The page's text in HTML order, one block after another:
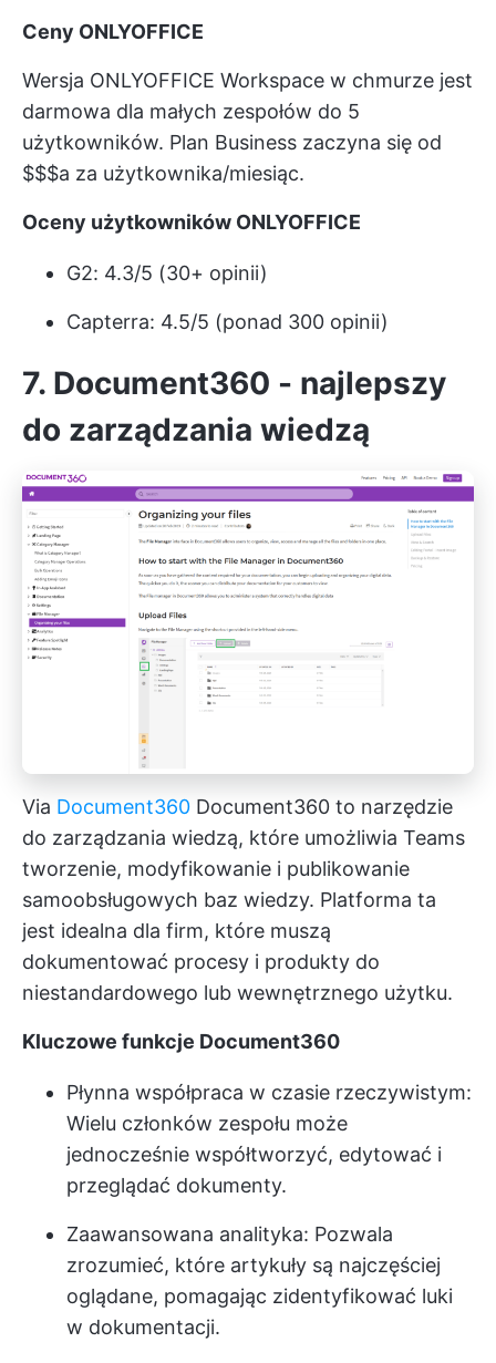
Ceny ONLYOFFICE
Wersja ONLYOFFICE Workspace w chmurze jest
darmowa dla małych zespołów do 5
użytkowników. Plan Business zaczyna się od
$$$a za użytkownika/miesiąc.
Oceny użytkowników ONLYOFFICE
G2: 4.3/5 (30+ opinii)
Capterra: 4.5/5 (ponad 300 opinii)
7. Document360 - najlepszy
do zarządzania wiedzą
Via Document360 Document360 to narzędzie
do zarządzania wiedzą, które umożliwia Teams
tworzenie, modyfikowanie i publikowanie
samoobsługowych baz wiedzy. Platforma ta
jest idealna dla firm, które muszą
dokumentować procesy i produkty do
niestandardowego lub wewnętrznego użytku.
Kluczowe funkcje Document360
Płynna współpraca w czasie rzeczywistym:
Wielu członków zespołu może
jednocześnie współtworzyć, edytować i
przeglądać dokumenty.
Zaawansowana analityka: Pozwala
zrozumieć, które artykuły są najczęściej
oglądane, pomagając zidentyfikować luki
w dokumentacji.